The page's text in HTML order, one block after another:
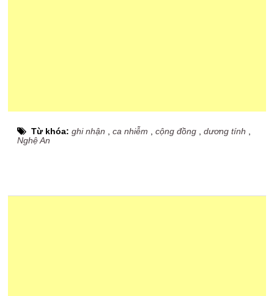
Từ khóa:ghi nhận ,ca nhiễm ,cộng đồng ,dương tính
Nghệ An